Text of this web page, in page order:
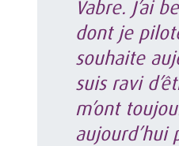
Vabre. J’ai
dont je
souhaite
suis ravi
m’ont
aujourd’hui